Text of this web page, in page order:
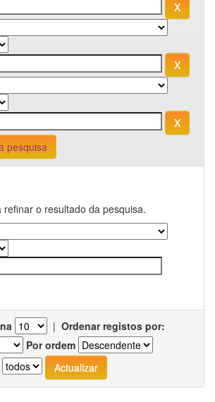
pesquisa
refinar o resultado da pesquisa.
| Ordenar registos por:
Por ordem